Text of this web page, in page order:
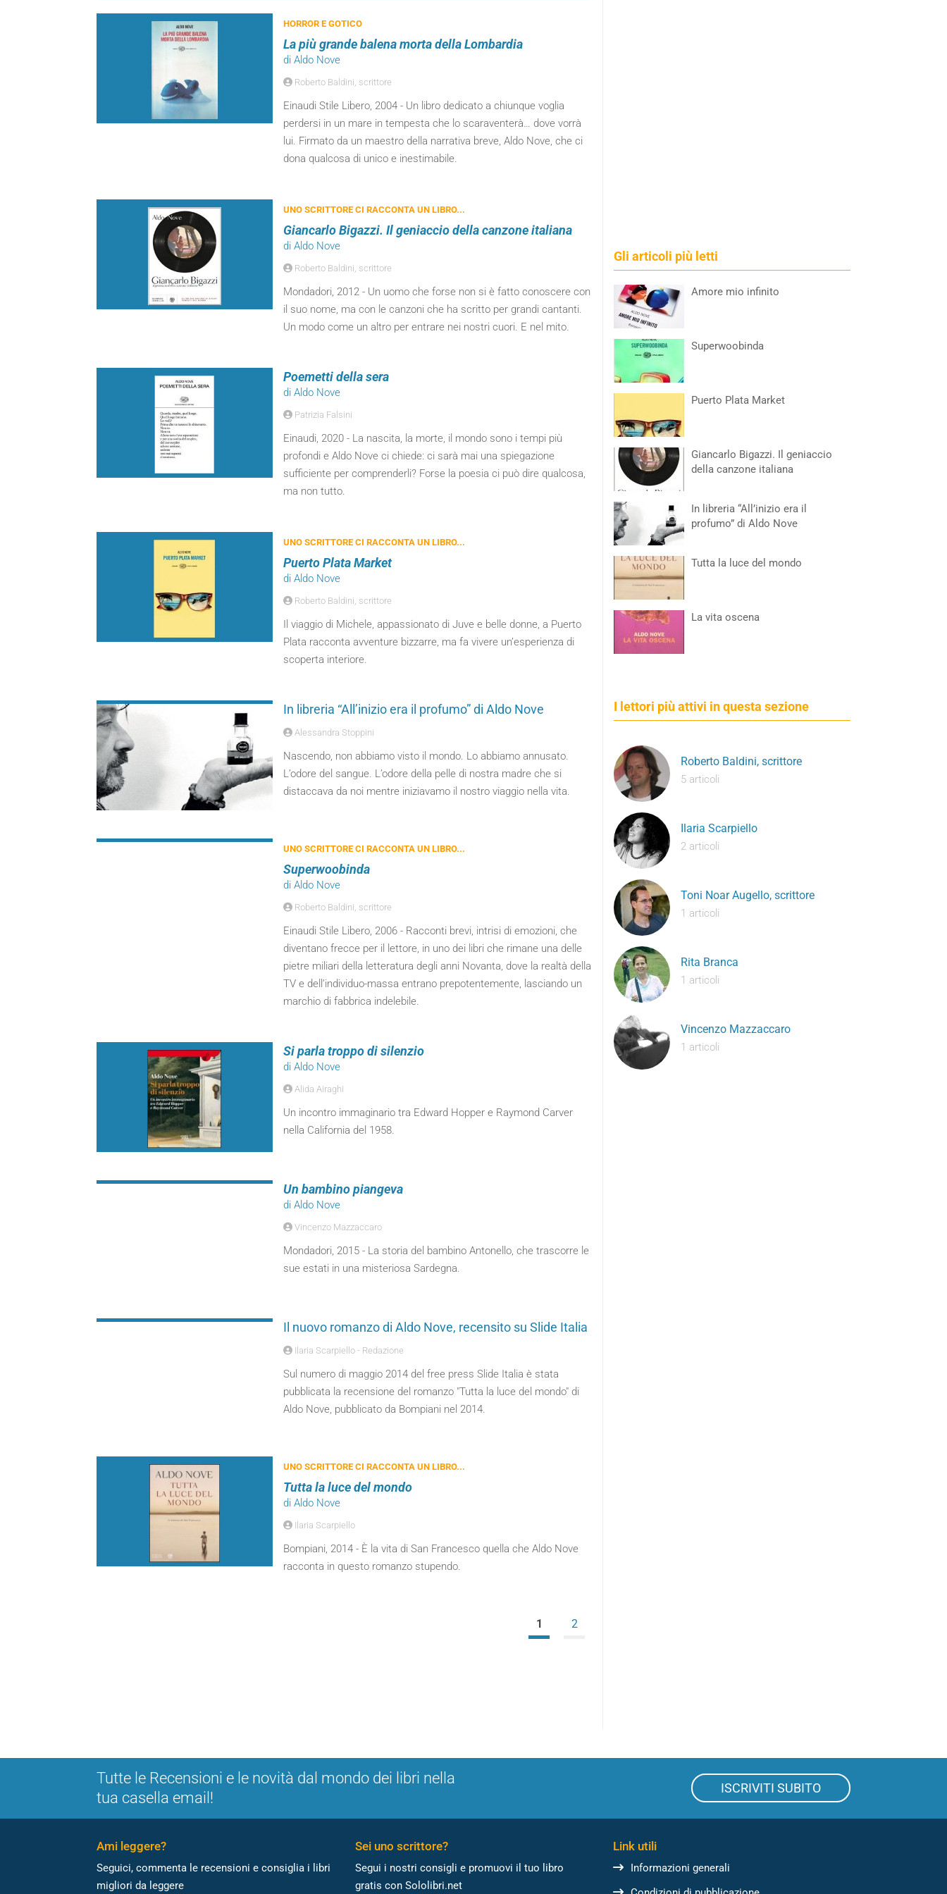
HORROR E GOTICO
La più grande balena morta della Lombardia
di Aldo Nove
Roberto Baldini, scrittore
Einaudi Stile Libero, 2004 - Un libro dedicato a chiunque voglia
perdersi in un mare in tempesta che lo scaraventerà… dove vorrà
lui. Firmato da un maestro della narrativa breve, Aldo Nove, che ci
dona qualcosa di unico e inestimabile.
UNO SCRITTORE CI RACCONTA UN LIBRO...
Giancarlo Bigazzi. Il geniaccio della canzone italiana
di Aldo Nove
Roberto Baldini, scrittore
Mondadori, 2012 - Un uomo che forse non si è fatto conoscere con
il suo nome, ma con le canzoni che ha scritto per grandi cantanti.
Un modo come un altro per entrare nei nostri cuori. E nel mito.
Poemetti della sera
di Aldo Nove
Patrizia Falsini
Einaudi, 2020 - La nascita, la morte, il mondo sono i tempi più
profondi e Aldo Nove ci chiede: ci sarà mai una spiegazione
sufficiente per comprenderli? Forse la poesia ci può dire qualcosa,
ma non tutto.
UNO SCRITTORE CI RACCONTA UN LIBRO...
Puerto Plata Market
di Aldo Nove
Roberto Baldini, scrittore
Il viaggio di Michele, appassionato di Juve e belle donne, a Puerto
Plata racconta avventure bizzarre, ma fa vivere un’esperienza di
scoperta interiore.
In libreria “All’inizio era il profumo” di Aldo Nove
Alessandra Stoppini
Nascendo, non abbiamo visto il mondo. Lo abbiamo annusato.
L’odore del sangue. L’odore della pelle di nostra madre che si
distaccava da noi mentre iniziavamo il nostro viaggio nella vita.
UNO SCRITTORE CI RACCONTA UN LIBRO...
Superwoobinda
di Aldo Nove
Roberto Baldini, scrittore
Einaudi Stile Libero, 2006 - Racconti brevi, intrisi di emozioni, che
diventano frecce per il lettore, in uno dei libri che rimane una delle
pietre miliari della letteratura degli anni Novanta, dove la realtà della
TV e dell’individuo-massa entrano prepotentemente, lasciando un
marchio di fabbrica indelebile.
Si parla troppo di silenzio
di Aldo Nove
Alida Airaghi
Un incontro immaginario tra Edward Hopper e Raymond Carver
nella California del 1958.
Un bambino piangeva
di Aldo Nove
Vincenzo Mazzaccaro
Mondadori, 2015 - La storia del bambino Antonello, che trascorre le
sue estati in una misteriosa Sardegna.
Il nuovo romanzo di Aldo Nove, recensito su Slide Italia
Ilaria Scarpiello - Redazione
Sul numero di maggio 2014 del free press Slide Italia è stata
pubblicata la recensione del romanzo "Tutta la luce del mondo" di
Aldo Nove, pubblicato da Bompiani nel 2014.
UNO SCRITTORE CI RACCONTA UN LIBRO...
Tutta la luce del mondo
di Aldo Nove
Ilaria Scarpiello
Bompiani, 2014 - È la vita di San Francesco quella che Aldo Nove
racconta in questo romanzo stupendo.
1 2
Gli articoli più letti
Amore mio infinito
Superwoobinda
Puerto Plata Market
Giancarlo Bigazzi. Il geniaccio
della canzone italiana
In libreria “All’inizio era il
profumo” di Aldo Nove
Tutta la luce del mondo
La vita oscena
I lettori più attivi in questa sezione
Roberto Baldini, scrittore
5 articoli
Ilaria Scarpiello
2 articoli
Toni Noar Augello, scrittore
1 articoli
Rita Branca
1 articoli
Vincenzo Mazzaccaro
1 articoli
Tutte le Recensioni e le novità dal mondo dei libri nella
tua casella email!
ISCRIVITI SUBITO
Ami leggere?
Seguici, commenta le recensioni e consiglia i libri
migliori da leggere
Sei uno scrittore?
Segui i nostri consigli e promuovi il tuo libro
gratis con Sololibri.net
Link utili
Informazioni generali